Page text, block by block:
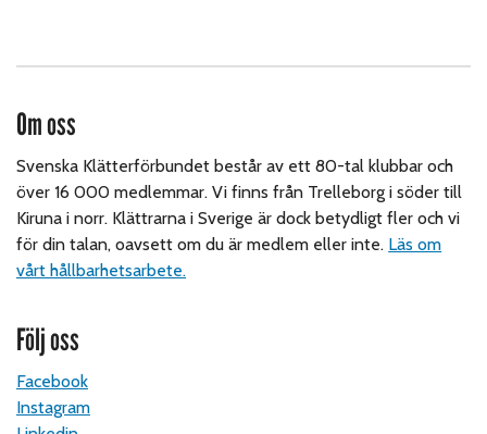
Om oss
Svenska Klätterförbundet består av ett 80-tal klubbar och
över 16 000 medlemmar. Vi finns från Trelleborg i söder till
Kiruna i norr. Klättrarna i Sverige är dock betydligt fler och vi
för din talan, oavsett om du är medlem eller inte. Läs om
vårt hållbarhetsarbete.
Följ oss
Facebook
Instagram